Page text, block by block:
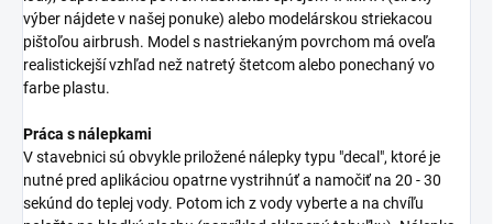
výber nájdete v našej ponuke) alebo modelárskou striekacou
pištoľou airbrush. Model s nastriekaným povrchom má oveľa
realistickejší vzhľad než natretý štetcom alebo ponechaný vo
farbe plastu.
Práca s nálepkami
V stavebnici sú obvykle priložené nálepky typu "decal", ktoré je
nutné pred aplikáciou opatrne vystrihnúť a namočiť na 20 - 30
sekúnd do teplej vody. Potom ich z vody vyberte a na chvíľu